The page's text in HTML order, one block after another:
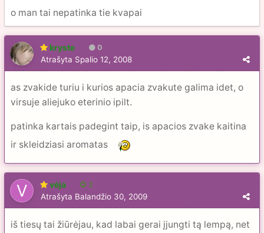
o man tai nepatinka tie kvapai
kryste 0
Atrašyta Spalio 12, 2008
as zvakide turiu i kurios apacia zvakute galima idet, o
virsuje aliejuko eterinio ipilt.
patinka kartais padegint taip, is apacios zvake kaitina
ir skleidziasi aromatas
vėja 2
Atrašyta Balandžio 30, 2009
iš tiesų tai žiūrėjau, kad labai gerai įjungti tą lempą, net